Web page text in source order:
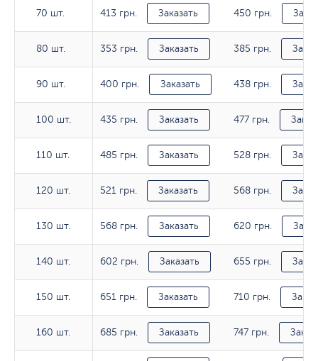
70 шт.
80 шт.
90 шт.
100 шт.
110 шт.
120 шт.
130 шт.
140 шт.
150 шт.
160 шт.
70 шт. 413 грн. Заказать 450 грн.
80 шт. 353 грн. Заказать 385 грн.
90 шт. 400 грн. Заказать 438 грн.
100 шт. 435 грн. Заказать 477 грн.
110 шт. 485 грн. Заказать 528 грн.
120 шт. 521 грн. Заказать 568 грн.
130 шт. 568 грн. Заказать 620 грн.
140 шт. 602 грн. Заказать 655 грн.
150 шт. 651 грн. Заказать 710 грн.
160 шт. 685 грн. Заказать 747 грн.